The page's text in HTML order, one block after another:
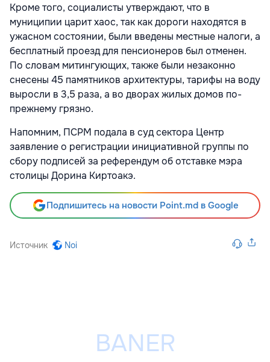
Кроме того, социалисты утверждают, что в
муниципии царит хаос, так как дороги находятся в
ужасном состоянии, были введены местные налоги, а
бесплатный проезд для пенсионеров был отменен.
По словам митингующих, также были незаконно
снесены 45 памятников архитектуры, тарифы на воду
выросли в 3,5 раза, а во дворах жилых домов по-
прежнему грязно.
Напомним, ПСРМ подала в суд сектора Центр
заявление о регистрации инициативной группы по
сбору подписей за референдум об отставке мэра
столицы Дорина Киртоакэ.
Подпишитесь на новости Point.md в Google
Источник Noi